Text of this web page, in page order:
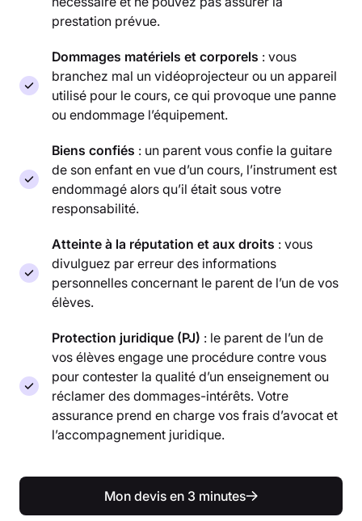
prestation prévue.
Dommages matériels et corporels : vous
branchez mal un vidéoprojecteur ou un appareil
utilisé pour le cours, ce qui provoque une panne
ou endommage l’équipement.
Biens confiés : un parent vous confie la guitare
de son enfant en vue d’un cours, l’instrument est
endommagé alors qu’il était sous votre
responsabilité.
Atteinte à la réputation et aux droits : vous
divulguez par erreur des informations
personnelles concernant le parent de l’un de vos
élèves.
Protection juridique (PJ) : le parent de l’un de
vos élèves engage une procédure contre vous
pour contester la qualité d’un enseignement ou
réclamer des dommages-intérêts. Votre
assurance prend en charge vos frais d’avocat et
l’accompagnement juridique.
Mon devis en 3 minutes